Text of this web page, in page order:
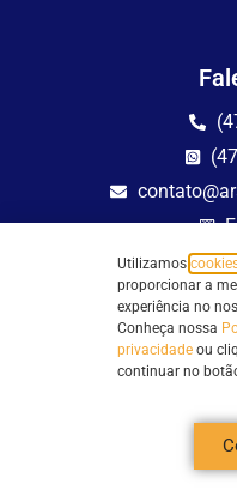
Todos os direitos reservados -
Utilizamos
proporcionar a
experiência no
Conheça nossa
privacidade ou
continuar no